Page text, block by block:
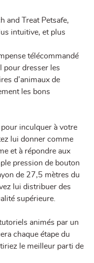
and Treat Petsafe,
intuitive, et plus
télécommandé
pour dresser les
d’animaux de
les bons
inculquer à votre
lui donner comme
et à répondre aux
pression de bouton
de 27,5 mètres du
lui distribuer des
supérieure.
animés par un
chaque étape du
le meilleur parti de